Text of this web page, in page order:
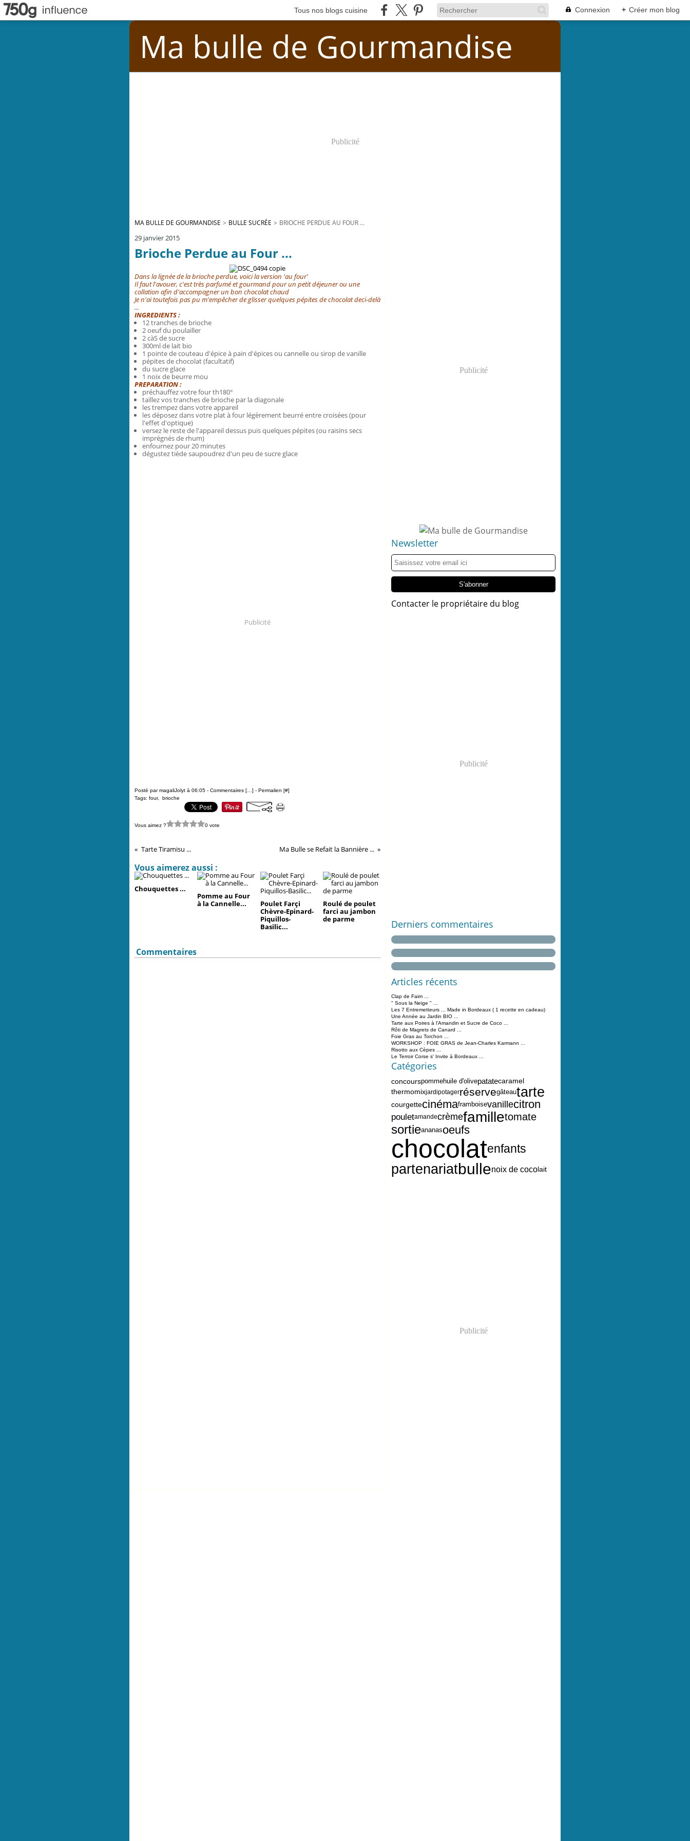
Tous nos blogs cuisine Connexion + Créer mon blog
Ma bulle de Gourmandise
Publicité
MA BULLE DE GOURMANDISE > BULLE SUCRÉE > BRIOCHE PERDUE AU FOUR ...
29 janvier 2015
Brioche Perdue au Four ...
Dans la lignée de labrioche perdue, voici la version 'au four'
Il faut l'avouer, c'est très parfumé et gourmand pour un petit déjeuner ou une
collation afin d'accompagner un bon chocolat chaud
Je n'ai toutefois pas pu m'empêcher de glisser quelques pépites de chocolat deci-delà
...
INGREDIENTS :
12 tranches de brioche
2 oeuf du poulailler
2 càS de sucre
300ml de lait bio
1 pointe de couteau d'épice à pain d'épices ou cannelle ou sirop de vanille
pépites de chocolat (facultatif)
du sucre glace
1 noix de beurre mou
PREPARATION :
préchauffez votre four th180°
taillez vos tranches de brioche par la diagonale
les trempez dans votre appareil
les déposez dans votre plat à four légèrement beurré entre croisées (pour
l'effet d'optique)
versez le reste de l'appareil dessus puis quelques pépites (ou raisins secs
imprégnés de rhum)
enfournez pour 20 minutes
dégustez tiède saupoudrez d'un peu de sucre glace
Publicité
Posté par magaliJolyt à 06:05 - Commentaires [ ] - Permalien [#]
Tags: four, brioche
Vous aimez ? 0 vote
Tarte Tiramisu ... Ma Bulle se Refait la Bannière ...
Vous aimerez aussi :
Chouquettes ...
Pomme au Four
à la Cannelle...
Poulet Farçi
Chèvre-Epinard-
Piquillos-
Basilic...
Roulé de poulet
farci au jambon
de parme
Commentaires
Publicité
Newsletter
Contacter le propriétaire du blog
Publicité
Derniers commentaires
Articles récents
Clap de Faim ...
" Sous la Neige " ...
Les 7 Entremetteurs ... Made in Bordeaux ( 1 recette en cadeau)
Une Année au Jardin BIO ...
Tarte aux Poires à l'Amandin et Sucre de Coco ...
Rôti de Magrets de Canard ...
Foie Gras au Torchon ...
WORKSHOP : FOIE GRAS de Jean-Charles Karmann ...
Risotto aux Cèpes ...
Le Terroir Corse s' Invite à Bordeaux ...
Catégories
concourspommehuile d'olivepatatecaramel
thermomixjardipotagerréservegâteautarte
courgettecinémaframboisevanillecitron
pouletamandecrèmefamilletomate
sortieananasoeufs
chocolatenfants
partenariatbullenoix de cocolait
Publicité